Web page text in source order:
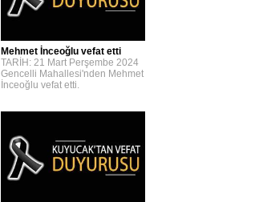
Mehmet İnceoğlu vefat etti
TARİH: 21 Mart Perşembe 2024
Gencelli Mahallesi'nden Mehmet
İnceoğlu vefat etti.